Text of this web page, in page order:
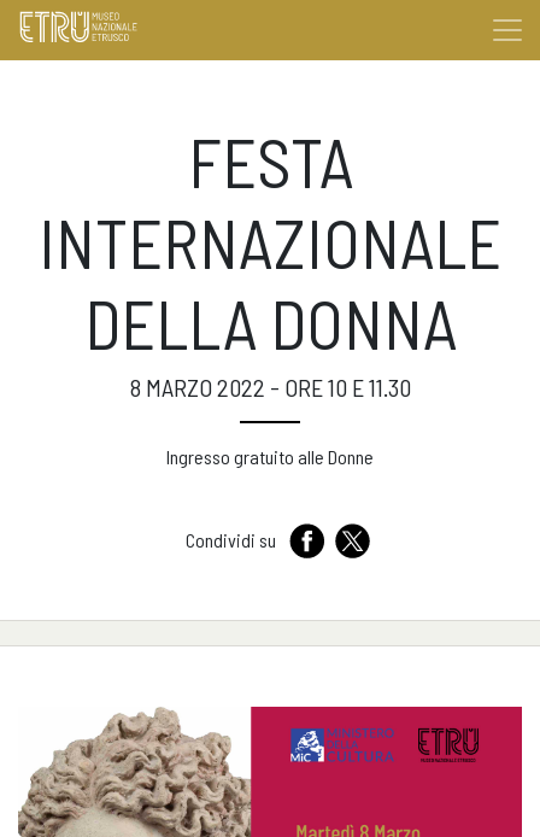
FESTA
INTERNAZIONALE
DELLA DONNA
8 MARZO 2022 - ORE 10 E 11.30
Ingresso gratuito alle Donne
Condividi su